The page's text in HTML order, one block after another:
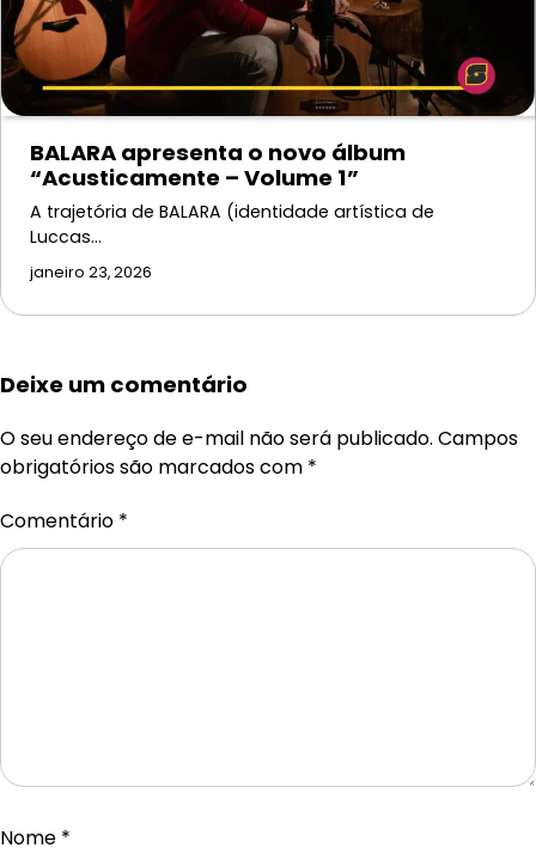
BALARA apresenta o novo álbum
“Acusticamente – Volume 1”
A trajetória de BALARA (identidade artística de
Luccas…
janeiro 23, 2026
Deixe um comentário
O seu endereço de e-mail não será publicado. Campos
obrigatórios são marcados com *
Comentário *
Nome *